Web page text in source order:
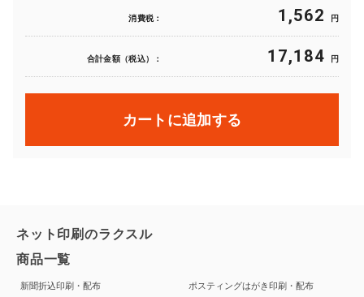
消費税： 1,562 円
合計金額（税込）： 17,184 円
カートに追加する
ネット印刷のラクスル
商品一覧
新聞折込印刷・配布
ポスティングはがき印刷・配布